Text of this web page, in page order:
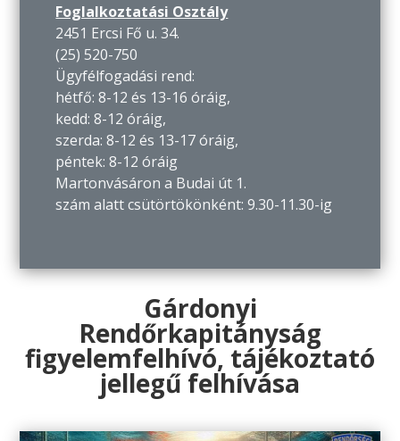
Foglalkoztatási Osztály
2451 Ercsi Fő u. 34.
(25) 520-750
Ügyfélfogadási rend:
hétfő: 8-12 és 13-16 óráig,
kedd: 8-12 óráig,
szerda: 8-12 és 13-17 óráig,
péntek: 8-12 óráig
Martonvásáron a Budai út 1.
szám alatt csütörtökönként: 9.30-11.30-ig
Gárdonyi
Rendőrkapitányság
figyelemfelhívó, tájékoztató
jellegű felhívása